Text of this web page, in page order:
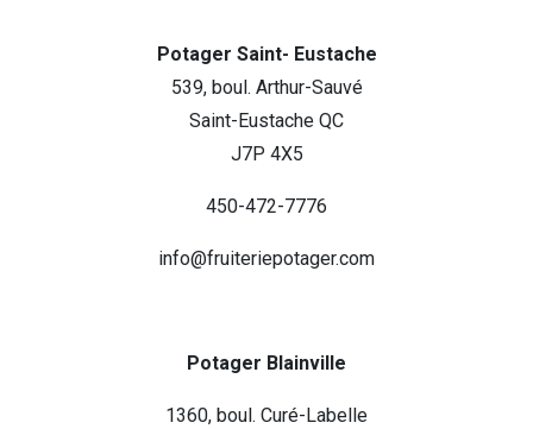
Potager Saint- Eustache
539, boul. Arthur-Sauvé
Saint-Eustache QC
J7P 4X5
450-472-7776
info@fruiteriepotager.com
Potager Blainville
1360, boul. Curé-Labelle